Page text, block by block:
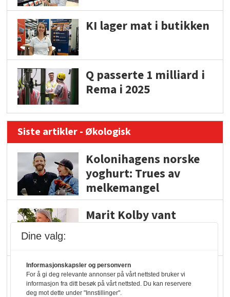
KI lager mat i butikken
Q passerte 1 milliard i
Rema i 2025
Siste artikler - Økologisk
Kolonihagens norske
yoghurt: Trues av
melkemangel
Marit Kolby vant
Blir enklere å velge
økologisk i butikkhylla
Dine valg:
Informasjonskapsler og personvern
For å gi deg relevante annonser på vårt nettsted bruker vi
informasjon fra ditt besøk på vårt nettsted. Du kan reservere
deg mot dette under "Innstillinger".